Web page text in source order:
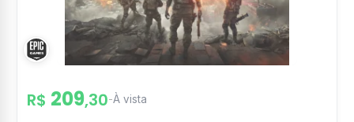
R$ 209,30-À vista